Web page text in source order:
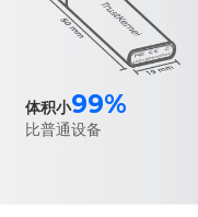
体积小99%
比普通设备